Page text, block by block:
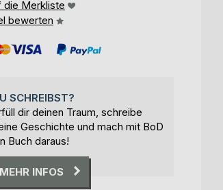
die Merkliste
bewerten
SCHREIBST?
dir deinen Traum, schreibe
Geschichte und mach mit BoD
Buch daraus!
MEHR INFOS